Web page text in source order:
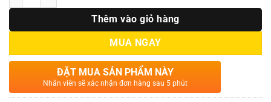
Thêm vào giỏ hàng
MUA NGAY
ĐẶT MUA SẢN PHẨM NÀY
Nhân viên sẽ xác nhận đơn hàng sau 5 phút